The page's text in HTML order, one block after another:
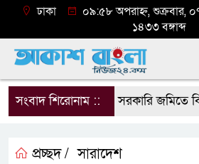
ঢাকা
০৯:৫৮ অপরাহ্ন, শুক্রবার,
১৪৩৩ বঙ্গাব্দ
সংবাদ শিরোনাম ::সরকারি জমিতে
প্রচ্ছদ / সারাদেশ